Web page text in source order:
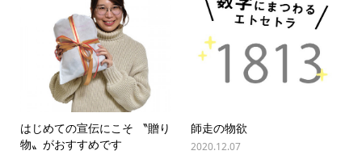
はじめての宣伝にこそ 〝贈り
物〟がおすすめです
師走の物欲
2020.12.07